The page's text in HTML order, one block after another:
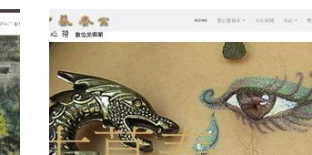
古墓春宮吳心荷數位美術館